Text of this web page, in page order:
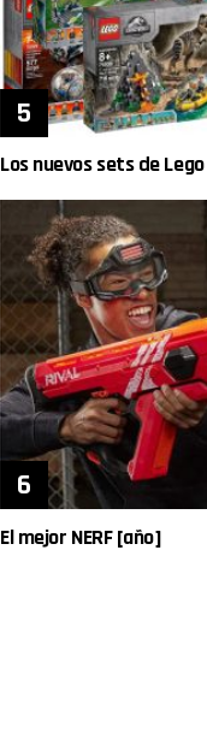
Los nuevos sets de
El mejor NERF [año]